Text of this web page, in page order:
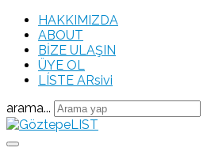
HAKKIMIZDA
ABOUT
BİZE ULAŞIN
ÜYE OL
LÍSTE ARsivi
arama...